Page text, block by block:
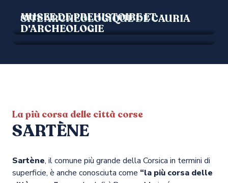
SITE ARCHEOLOGIQUE DE CAURIA
MUSEE DE PREHISTOIRE ET
D'ARCHEOLOGIE
La più corsa delle città corse
SARTÈNE
Sartène, il comune più grande della Corsica in termini di
superficie, è anche conosciuta come “la più corsa delle